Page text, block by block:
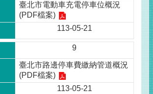
臺北市電動車充電停車位概況
(PDF檔案)
113-05-21
9
臺北市路邊停車費繳納管道概況
(PDF檔案)
113-05-21